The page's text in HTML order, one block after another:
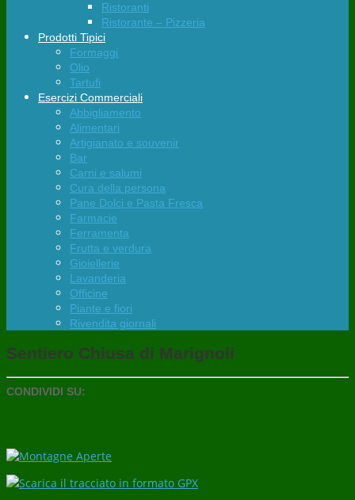
Ristoranti
Ristorante – Pizzeria
Prodotti Tipici
Formaggi
Olio
Tartufi
Esercizi Commerciali
Abbigliamento
Alimentari
Artigianato e souvenir
Bar
Carni e salumi
Cura della persona
Pane Dolci e Pasta Fresca
Farmacie
Ferramenta
Frutta e verdura
Gioiellerie
Lavanderia
Officine
Piante e fiori
Rivendita giornali
Sentiero Chiusa di Marignoli
CONDIVIDI SU:
Scarica il tracciato in formato GPX